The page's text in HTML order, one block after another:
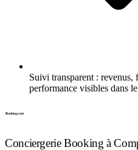
Suivi transparent : revenus,
performance visibles dans
Conciergerie Booking à